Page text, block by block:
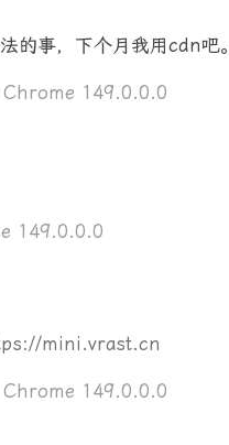
的事，下个月我用cdn吧。
149.0.0.0
149.0.0.0
mini.vrast.cn
149.0.0.0